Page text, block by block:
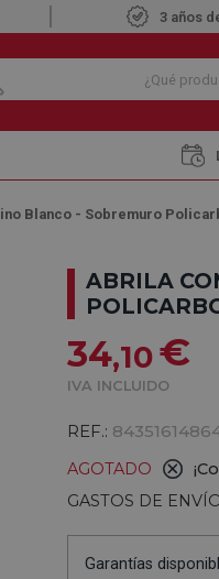
3 años
Blanco - Sobremuro
ABRILA
34,10€
IVA INCLUIDO
REF.:
AGOTADO
GASTOS DE
Garantías